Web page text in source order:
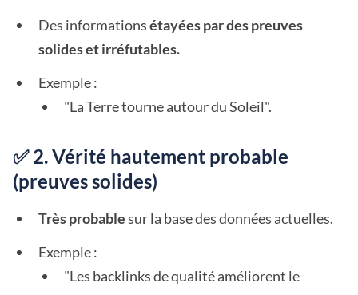
Des informationsétayées par des preuves
solides et irréfutables.
Exemple :
"La Terre tourne autour du Soleil".
✅ 2. Vérité hautement probable
(preuves solides)
Très probablesur la base des données actuelles.
Exemple :
"Les backlinks de qualité améliorent le